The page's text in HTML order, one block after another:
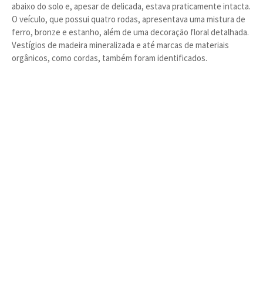
abaixo do solo e, apesar de delicada, estava praticamente intacta.
O veículo, que possui quatro rodas, apresentava uma mistura de
ferro, bronze e estanho, além de uma decoração floral detalhada.
Vestígios de madeira mineralizada e até marcas de materiais
orgânicos, como cordas, também foram identificados.